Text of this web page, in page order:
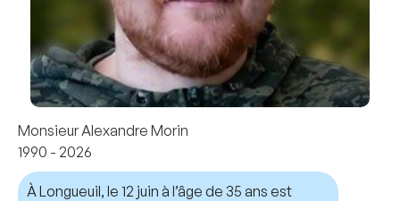
Monsieur Alexandre Morin
1990 - 2026
À Longueuil, le 12 juin à l’âge de 35 ans est